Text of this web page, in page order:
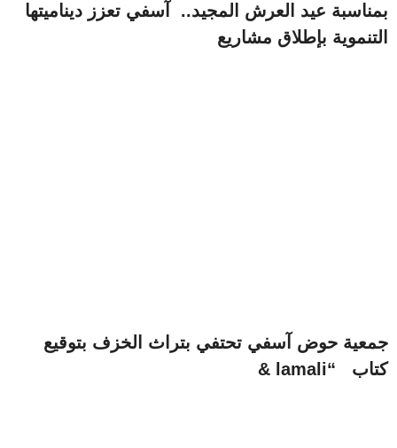
بمناسبة عيد العرش المجيد.. آسفي تعزز ديناميتها
التنموية بإطلاق مشاريع
جمعية حوض آسفي تحتفي بتراث الخزف بتوقيع
كتاب “lamali &